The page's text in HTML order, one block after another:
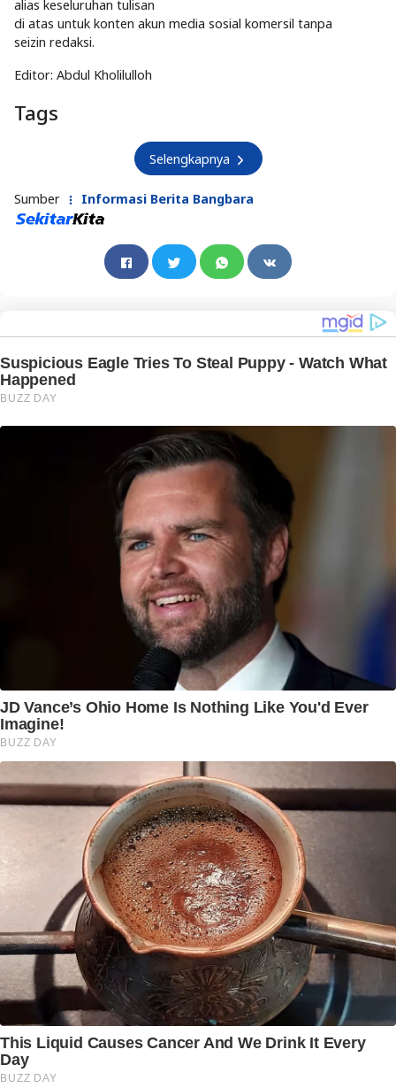
alias keseluruhan tulisan
di atas untuk konten akun media sosial komersil tanpa
seizin redaksi.
Editor: Abdul Kholilulloh
Tags
Selengkapnya
Sumber Informasi Berita Bangbara